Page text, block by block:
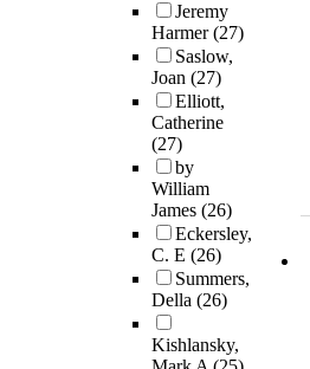
Jeremy
Harmer(27)
Saslow,
Joan (27)
Elliott,
Catherine
(27)
by
William
James (26)
Eckersley,
C. E (26)
Summers,
Della (26)
Kishlansky,